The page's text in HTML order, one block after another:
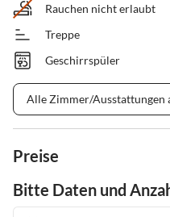
Rauchen nicht erlaubt
Treppe
Geschirrspüler
Alle Zimmer/Ausstattungen
Preise
Bitte Daten und